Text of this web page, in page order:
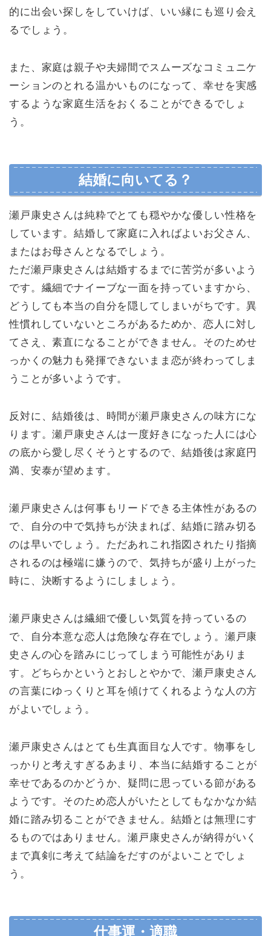
的に出会い探しをしていけば、いい縁にも巡り会え
るでしょう。
また、家庭は親子や夫婦間でスムーズなコミュニケ
ーションのとれる温かいものになって、幸せを実感
するような家庭生活をおくることができるでしょ
う。
結婚に向いてる？
瀬戸康史さんは純粋でとても穏やかな優しい性格を
しています。結婚して家庭に入ればよいお父さん、
またはお母さんとなるでしょう。
ただ瀬戸康史さんは結婚するまでに苦労が多いよう
です。繊細でナイーブな一面を持っていますから、
どうしても本当の自分を隠してしまいがちです。異
性慣れしていないところがあるためか、恋人に対し
てさえ、素直になることができません。そのためせ
っかくの魅力も発揮できないまま恋が終わってしま
うことが多いようです。
反対に、結婚後は、時間が瀬戸康史さんの味方にな
ります。瀬戸康史さんは一度好きになった人には心
の底から愛し尽くそうとするので、結婚後は家庭円
満、安泰が望めます。
瀬戸康史さんは何事もリードできる主体性があるの
で、自分の中で気持ちが決まれば、結婚に踏み切る
のは早いでしょう。ただあれこれ指図されたり指摘
されるのは極端に嫌うので、気持ちが盛り上がった
時に、決断するようにしましょう。
瀬戸康史さんは繊細で優しい気質を持っているの
で、自分本意な恋人は危険な存在でしょう。瀬戸康
史さんの心を踏みにじってしまう可能性がありま
す。どちらかというとおしとやかで、瀬戸康史さん
の言葉にゆっくりと耳を傾けてくれるような人の方
がよいでしょう。
瀬戸康史さんはとても生真面目な人です。物事をし
っかりと考えすぎるあまり、本当に結婚することが
幸せであるのかどうか、疑問に思っている節がある
ようです。そのため恋人がいたとしてもなかなか結
婚に踏み切ることができません。結婚とは無理にす
るものではありません。瀬戸康史さんが納得がいく
まで真剣に考えて結論をだすのがよいことでしょ
う。
仕事運・適職